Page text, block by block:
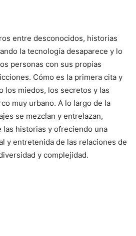
entre desconocidos, historias
la tecnología desaparece y lo
personas con sus propias
Cómo es la primera cita y
los miedos, los secretos y las
muy urbano. A lo largo de la
se mezclan y entrelazan,
las historias y ofreciendo una
y entretenida de las relaciones de
y complejidad.